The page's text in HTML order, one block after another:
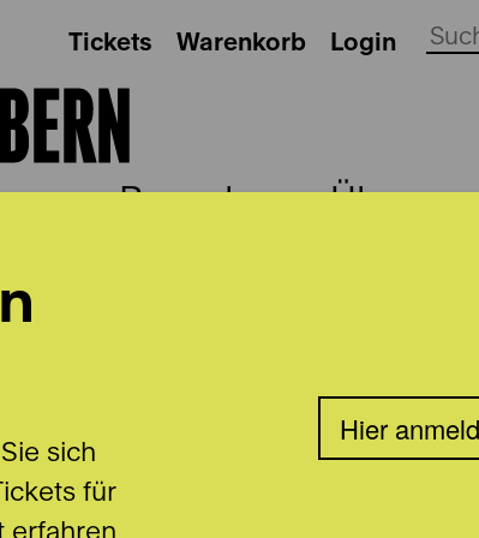
Tickets Warenkorb Login
Besuch Über
sich
für
erfahren
Hier